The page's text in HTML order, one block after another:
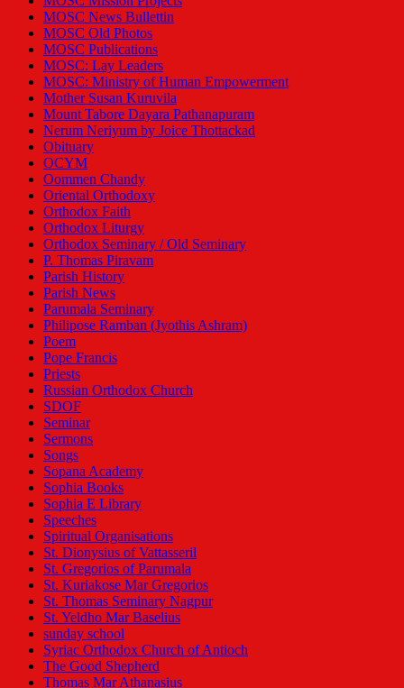
MOSC News Bullettin
MOSC Old Photos
MOSC Publications
MOSC: Lay Leaders
MOSC: Ministry of Human Empowerment
Mother Susan Kuruvila
Mount Tabore Dayara Pathanapuram
Nerum Neriyum by Joice Thottackad
Obituary
OCYM
Oommen Chandy
Oriental Orthodoxy
Orthodox Faith
Orthodox Liturgy
Orthodox Seminary / Old Seminary
P. Thomas Piravam
Parish History
Parish News
Parumala Seminary
Philipose Ramban (Jyothis Ashram)
Poem
Pope Francis
Priests
Russian Orthodox Church
SDOF
Seminar
Sermons
Songs
Sopana Academy
Sophia Books
Sophia E Library
Speeches
Spiritual Organisations
St. Dionysius of Vattasseril
St. Gregorios of Parumala
St. Kuriakose Mar Gregorios
St. Thomas Seminary Nagpur
St. Yeldho Mar Baselius
sunday school
Syriac Orthodox Church of Antioch
The Good Shepherd
Thomas Mar Athanasius